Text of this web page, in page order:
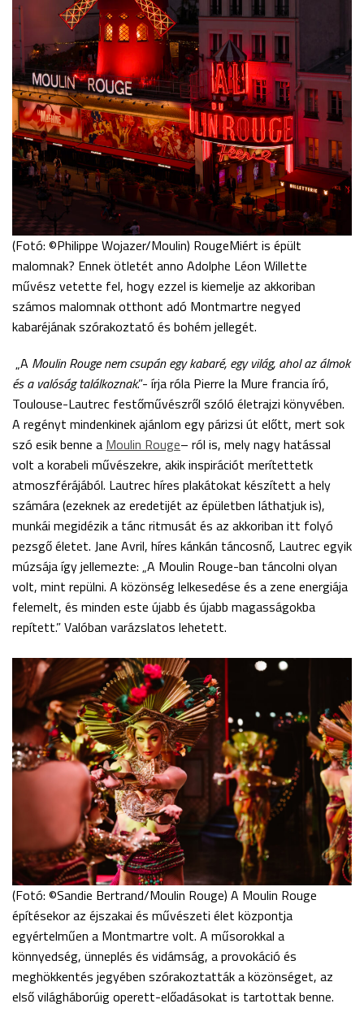
(Fotó: ©Philippe Wojazer/Moulin) RougeMiért is épült
malomnak? Ennek ötletét anno Adolphe Léon Willette
művész vetette fel, hogy ezzel is kiemelje az akkoriban
számos malomnak otthont adó Montmartre negyed
kabaréjának szórakoztató és bohém jellegét.
„A Moulin Rouge nem csupán egy kabaré, egy világ, ahol az álmok
és a valóság találkoznak.”- írja róla Pierre la Mure francia író,
Toulouse-Lautrec festőművészről szóló életrajzi könyvében.
A regényt mindenkinek ajánlom egy párizsi út előtt, mert sok
szó esik benne a Moulin Rouge– ról is, mely nagy hatással
volt a korabeli művészekre, akik inspirációt merítettetk
atmoszférájából. Lautrec híres plakátokat készített a hely
számára (ezeknek az eredetijét az épületben láthatjuk is),
munkái megidézik a tánc ritmusát és az akkoriban itt folyó
pezsgő életet. Jane Avril, híres kánkán táncosnő, Lautrec egyik
múzsája így jellemezte: „A Moulin Rouge-ban táncolni olyan
volt, mint repülni. A közönség lelkesedése és a zene energiája
felemelt, és minden este újabb és újabb magasságokba
repített.” Valóban varázslatos lehetett.
(Fotó: ©Sandie Bertrand/Moulin Rouge) A Moulin Rouge
építésekor az éjszakai és művészeti élet központja
egyértelműen a Montmartre volt. A műsorokkal a
könnyedség, ünneplés és vidámság, a provokáció és
meghökkentés jegyében szórakoztatták a közönséget, az
első világháborúig operett-előadásokat is tartottak benne.